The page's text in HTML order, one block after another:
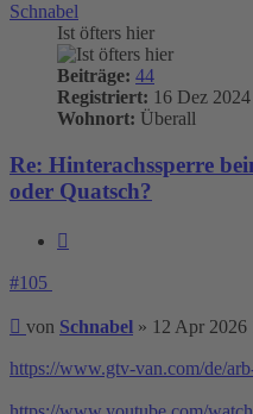
Schnabel
Ist öfters hier
Beiträge: 44
Registriert: 16 Dez
Wohnort: Überall
Re: Hinterachssperre
oder Quatsch?
#105
Beitrag
von Schnabel » 12 Apr 2026
https://www.gtv-van.com/de/